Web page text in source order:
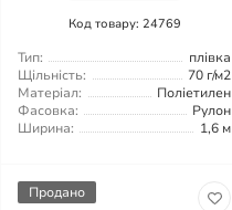
Код товару: 24769
Тип:
плівка
Щільність:
70 г/м2
Матеріал:
Поліетилен
Фасовка:
Рулон
Ширина:
1,6 м
Продано